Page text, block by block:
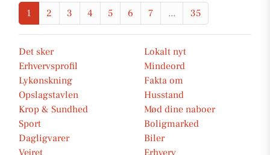
1 2 3 4 5 6 7 ... 35
Det sker
Lokalt nyt
Erhvervsprofil
Mindeord
Lykønskning
Fakta om
Opslagstavlen
Husstand
Krop & Sundhed
Mød dine naboer
Sport
Boligmarked
Dagligvarer
Biler
Vejret
Erhverv